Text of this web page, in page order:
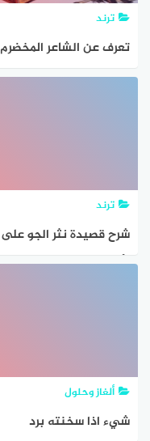
ترند
تعرف عن الشاعر المخضرم
بشار بن برد
ترند
شرح قصيدة نثر الجو على
الأرض برد
ألغاز وحلول
شيء اذا سخنته برد